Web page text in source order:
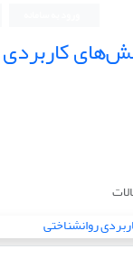
کاربردی